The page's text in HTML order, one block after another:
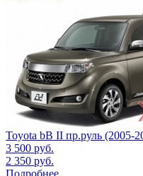
Toyota bB II пр.руль (2005-
3 500 руб.
2 350 руб.
Подробнее